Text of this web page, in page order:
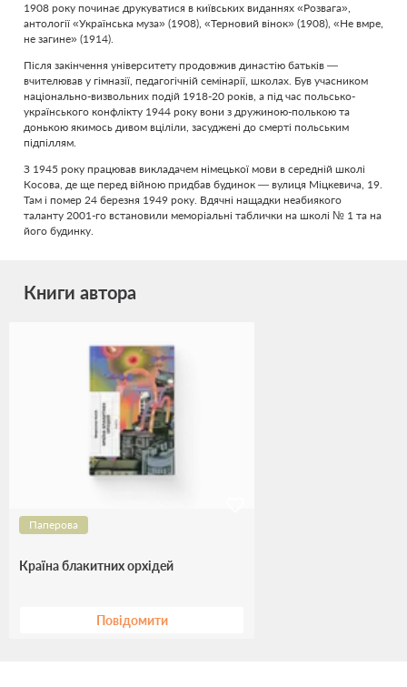
1908 року починає друкуватися в київських виданнях «Розвага»,
антології «Українська муза» (1908), «Терновий вінок» (1908), «Не вмре,
не загине» (1914).
Після закінчення університету продовжив династію батьків —
вчителював у гімназії, педагогічній семінарії, школах. Був учасником
національно-визвольних подій 1918-20 років, а під час польсько-
українського конфлікту 1944 року вони з дружиною-полькою та
донькою якимось дивом вціліли, засуджені до смерті польським
підпіллям.
З 1945 року працював викладачем німецької мови в середній школі
Косова, де ще перед війною придбав будинок — вулиця Міцкевича, 19.
Там і помер 24 березня 1949 року. Вдячні нащадки неабиякого
таланту 2001-го встановили меморіальні таблички на школі № 1 та на
його будинку.
Книги автора
Паперова
Країна блакитних орхідей
Повідомити